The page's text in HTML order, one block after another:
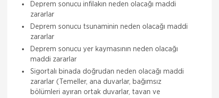
Deprem sonucu infilakın neden olacağı maddi
zararlar
Deprem sonucu tsunaminin neden olacağı maddi
zararlar
Deprem sonucu yer kaymasının neden olacağı
maddi zararlar
Sigortalı binada doğrudan neden olacağı maddi
zararlar (Temeller, ana duvarlar, bağımsız
bölümleri ayıran ortak duvarlar, tavan ve
Aksigorta
Zorunlu Deprem Sigortası
Zorunlu Deprem Sigortası depremin, deprem
sonucu yangın, infilak, tsunami ve yer kaymasının